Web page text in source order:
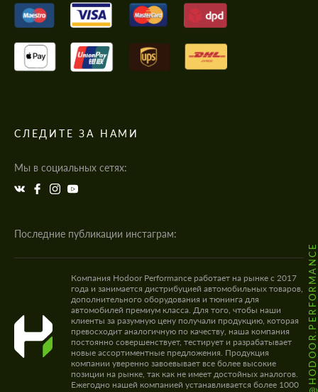
СЛЕДИТЕ ЗА НАМИ
Мы в социальных сетях:
Последние публикации инстаграм:
@HODOOR.PERFORMANCE
Компания Hodoor Performance работает на рынке с 2017
года и занимается дистрибуцией автомобильных товаров,
дополнительного оборудования и тюнинга для
автомобилей премиум класса. Для того, чтобы наши
клиенты за разумную цену получали продукцию, которая
превосходит аналогичную по качеству, наша компания
постоянно совершенствует, тестирует и разрабатывает
новые ассортиментные предложения. Продукция
компании уверенно завоевывает все более высокие
позиции на рынке, так как не имеет достойных аналогов.
Ежегодно нашей компанией устанавливается более 1000